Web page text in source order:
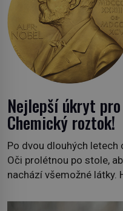
Nejlepší úkryt
Chemický roztok!
Po dvou dlouhých letech
Oči prolétnou po stole,
nachází všemožné látky.
plán dokončit. Pod